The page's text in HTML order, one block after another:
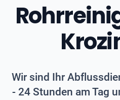
Wir sind Ihr
- 24 Stunden am Tag